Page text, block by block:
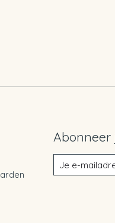
Abonneer